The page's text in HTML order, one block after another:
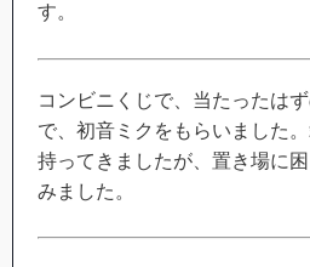
す。
コンビニくじで、当たったは
で、初音ミクをもらいました
持ってきましたが、置き場に
みました。